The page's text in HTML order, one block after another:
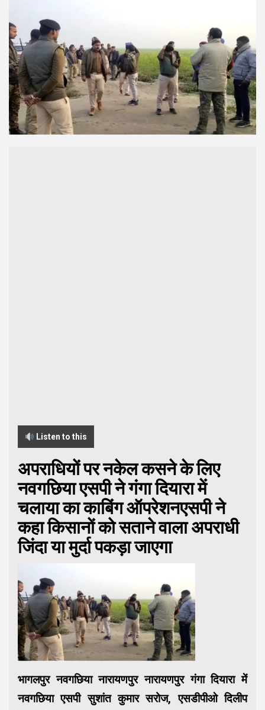
Listen to this
अपराधियों पर नकेल कसने के लिए
नवगछिया एसपी ने गंगा दियारा में
चलाया का काबिंग ऑपरेशनएसपी ने
कहा किसानों को सताने वाला अपराधी
जिंदा या मुर्दा पकड़ा जाएगा
भागलपुर नवगछिया नारायणपुर नारायणपुर गंगा दियारा में
नवगछिया एसपी सुशांत कुमार सरोज, एसडीपीओ दिलीप